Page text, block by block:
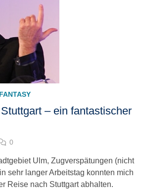
FANTASY
– ein fantastischer
0
Ulm, Zugverspätungen (nicht
sehr langer Arbeitstag konnten mich
Reise nach Stuttgart abhalten.